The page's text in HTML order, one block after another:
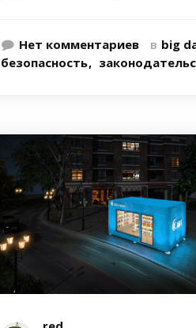
Нет комментариев в big
безопасность